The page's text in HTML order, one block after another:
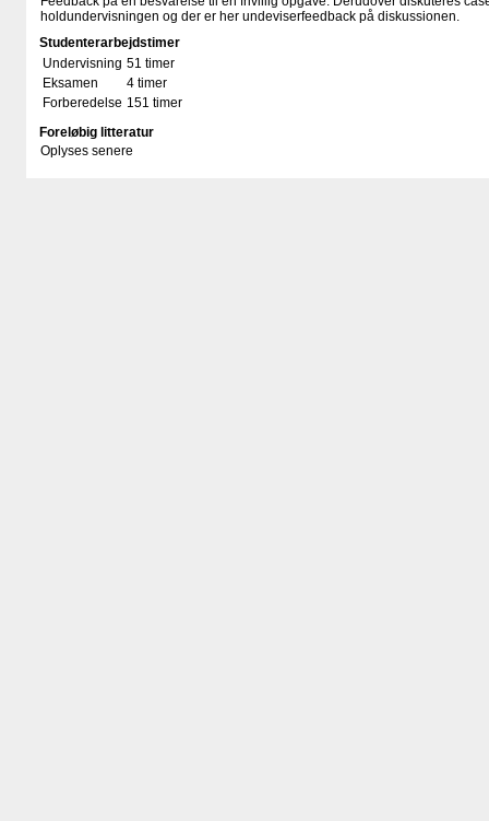
holdundervisningen og der er her undeviserfeedback på diskussionen.
Studenterarbejdstimer
Undervisning 51 timer
Eksamen
4 timer
Forberedelse 151 timer
Foreløbig litteratur
Oplyses senere